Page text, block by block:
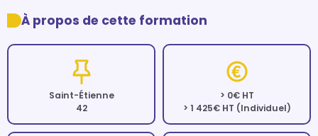
À propos de cette formation
Saint-Étienne
42
> 0€ HT
> 1 425€ HT (Individuel)